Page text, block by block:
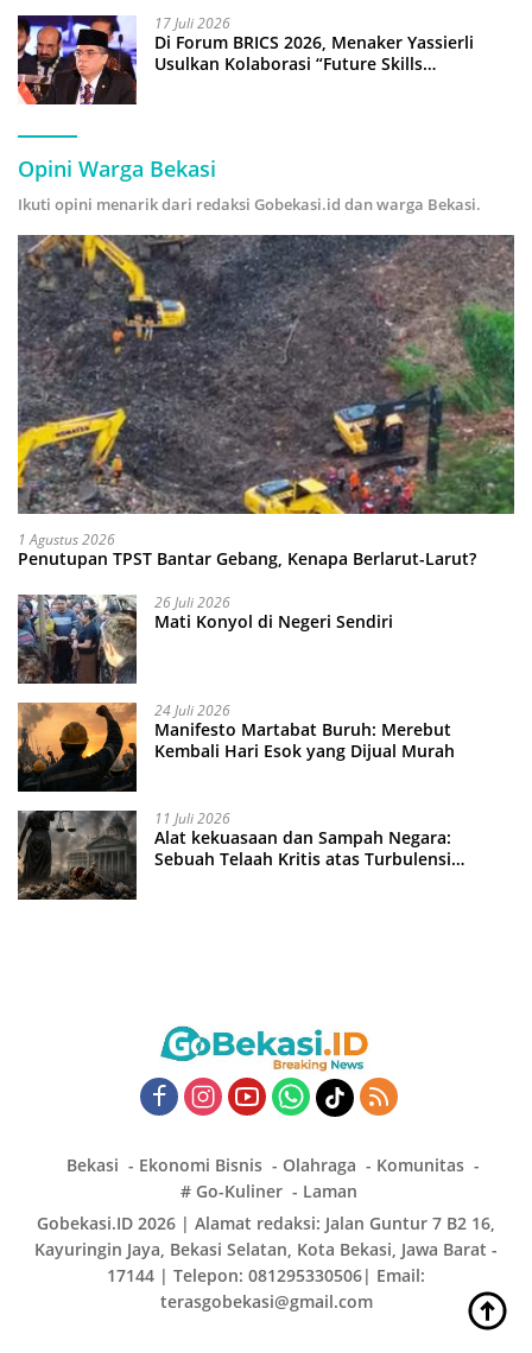
17 Juli 2026
Di Forum BRICS 2026, Menaker Yassierli
Usulkan Kolaborasi “Future Skills
Opini Warga Bekasi
Ikuti opini menarik dari redaksi Gobekasi.id dan warga Bekasi.
1 Agustus 2026
Penutupan TPST Bantar Gebang, Kenapa Berlarut-Larut?
26 Juli 2026
Mati Konyol di Negeri Sendiri
24 Juli 2026
Manifesto Martabat Buruh: Merebut
Kembali Hari Esok yang Dijual Murah
11 Juli 2026
Alat kekuasaan dan Sampah Negara:
Sebuah Telaah Kritis atas Turbulensi
Bekasi Ekonomi Bisnis Olahraga
Komunitas
# Go-Kuliner
Laman
Gobekasi.ID 2026 | Alamat redaksi: Jalan Guntur 7 B2 16,
Kayuringin Jaya, Bekasi Selatan, Kota Bekasi, Jawa Barat -
17144 | Telepon: 081295330506| Email:
terasgobekasi@gmail.com